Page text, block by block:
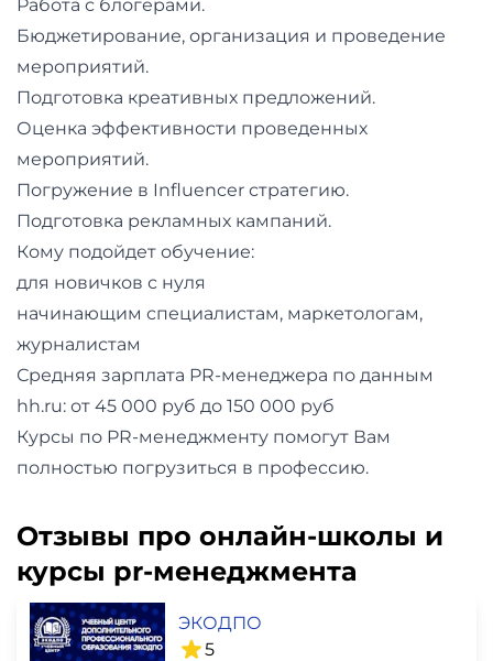
Работа с блогерами.
Бюджетирование, организация и проведение
мероприятий.
Подготовка креативных предложений.
Оценка эффективности проведенных
мероприятий.
Погружение в Influencer стратегию.
Подготовка рекламных кампаний.
Кому подойдет обучение:
для новичков с нуля
начинающим специалистам, маркетологам,
журналистам
Средняя зарплата PR-менеджера по данным
hh.ru: от 45 000 руб до 150 000 руб
Курсы по PR-менеджменту помогут Вам
полностью погрузиться в профессию.
Отзывы про онлайн-школы и
курсы pr-менеджмента
ЭКОДПО
5